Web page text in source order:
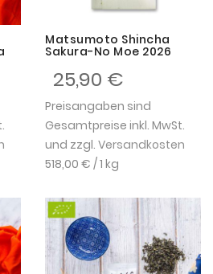
Matsumoto Shincha
Sakura-No Moe 2026
25,90 €
Preisangaben sind
Gesamtpreise inkl. MwSt.
und zzgl. Versandkosten
518,00 € / 1 kg